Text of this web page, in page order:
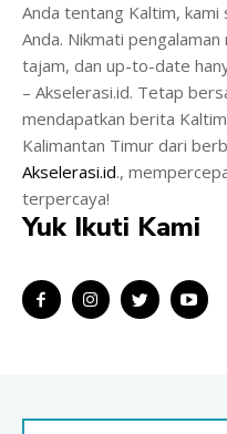
Anda tentang Kaltim,
Anda. Nikmati
tajam, dan up-to-date
– Akselerasi.id. Tetap
mendapatkan berita
Kalimantan Timur dari
Akselerasi.id.,
terpercaya!
Yuk Ikuti Kami